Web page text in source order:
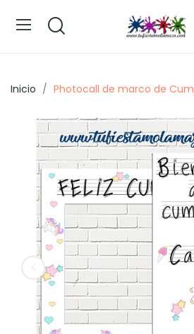
Inicio Photocall de marco de